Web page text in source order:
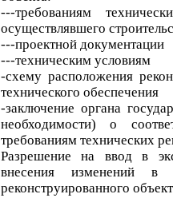
---требованиям
осуществлявшего
---проектной документации
---техническим условиям
-схему расположения
технического обеспечения
-заключение органа
необходимости) о
требованиям технических
Разрешение на ввод в
внесения изменений в
реконструированного